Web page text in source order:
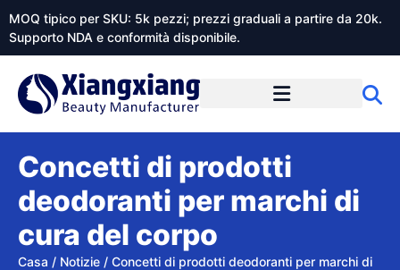
MOQ tipico per SKU: 5k pezzi; prezzi graduali a partire da 20k.
Supporto NDA e conformità disponibile.
Concetti di prodotti
deodoranti per marchi di
cura del corpo
Casa / Notizie / Concetti di prodotti deodoranti per marchi di